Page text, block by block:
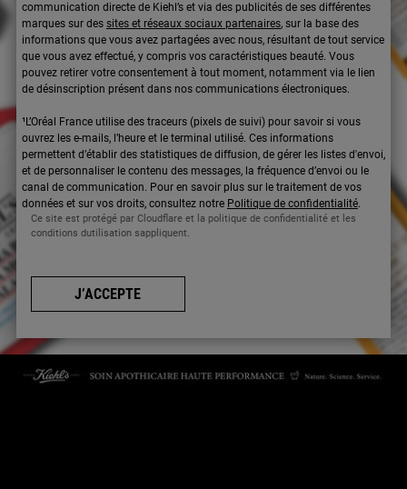
communication directe de Kiehl’s et via des publicités de ses différentes
marques sur des sites et réseaux sociaux partenaires, sur la base des
informations que vous avez partagées avec nous, résultant de tout service
que vous avez effectué, y compris vos caractéristiques beauté. Vous
pouvez retirer votre consentement à tout moment, notamment via le lien
de désinscription présent dans nos communications électroniques.
¹L’Oréal France utilise des traceurs (pixels de suivi) pour savoir si vous
ouvrez les e-mails, l’heure et le terminal utilisé. Ces informations
permettent d’établir des statistiques de diffusion, de gérer les listes d'envoi,
et de personnaliser le contenu des messages, la fréquence d’envoi ou le
canal de communication. Pour en savoir plus sur le traitement de vos
données et sur vos droits, consultez notre Politique de confidentialité.
Ce site est protégé par Cloudflare et la politique de confidentialité et les
conditions dutilisation sappliquent.
J’ACCEPTE